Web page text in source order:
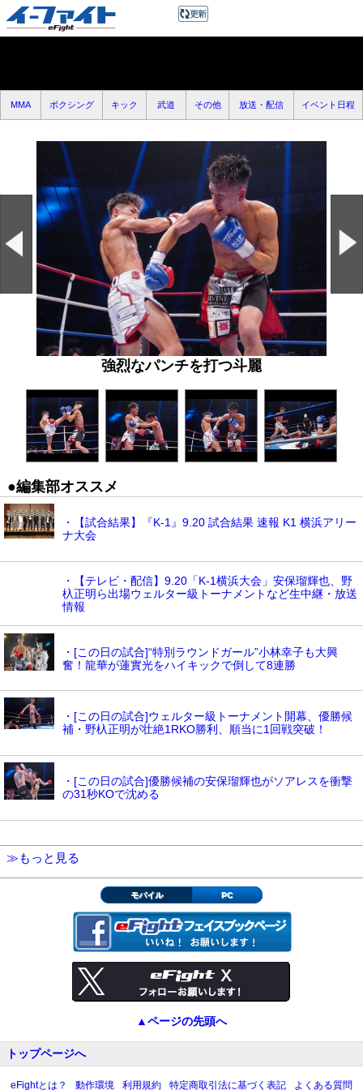
MMA ボクシング キック 武道 その他 放送・配信 イベント日程
強烈なパンチを打つ斗麗
●編集部オススメ
・【試合結果】『K-1』9.20 試合結果 速報 K1 横浜アリー
ナ大会
・【テレビ・配信】9.20「K-1横浜大会」安保瑠輝也、野
杁正明ら出場ウェルター級トーナメントなど生中継・放送
情報
・[この日の試合]“特別ラウンドガール”小林幸子も大興
奮！龍華が蓮實光をハイキックで倒して8連勝
・[この日の試合]ウェルター級トーナメント開幕、優勝候
補・野杁正明が壮絶1RKO勝利、順当に1回戦突破！
・[この日の試合]優勝候補の安保瑠輝也がソアレスを衝撃
の31秒KOで沈める
≫もっと見る
モバイル PC
▲ページの先頭へ
トップページへ
eFightとは？ 動作環境 利用規約 特定商取引法に基づく表記 よくある質問